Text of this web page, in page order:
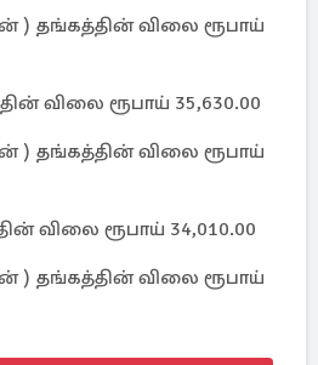
) தங்கத்தின் விலை ரூபாய்
விலை ரூபாய் 35,630.00
) தங்கத்தின் விலை ரூபாய்
விலை ரூபாய் 34,010.00
) தங்கத்தின் விலை ரூபாய்